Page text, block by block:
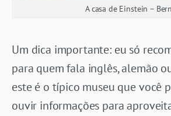
A casa de Einstein –
Um dica importante: eu só
para quem fala inglês, alemão
este é o típico museu que você
ouvir informações para